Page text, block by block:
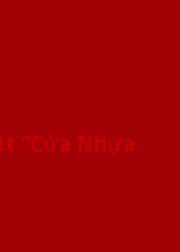
“Cửa Nhựa